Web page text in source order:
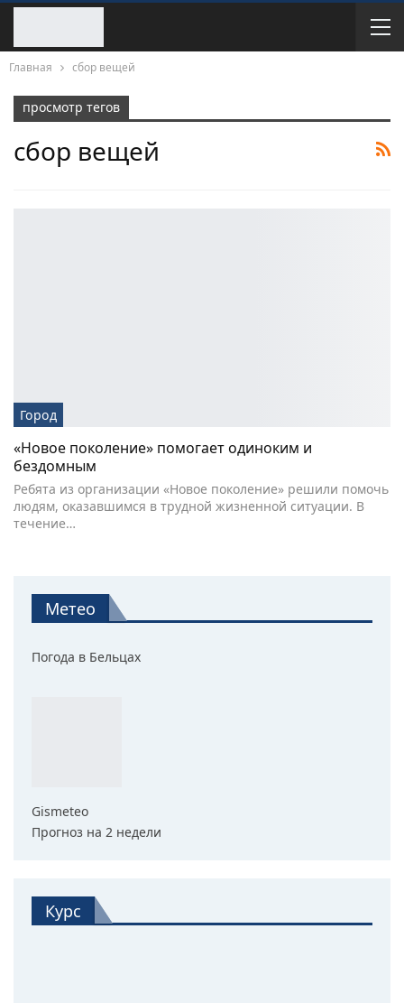
Главная сбор вещей
просмотр тегов
сбор вещей
Город
«Новое поколение» помогает одиноким и
бездомным
Ребята из организации «Новое поколение» решили помочь
людям, оказавшимся в трудной жизненной ситуации. В
течение…
Метео
Погода в Бельцах
Gismeteo
Прогноз на 2 недели
Курс